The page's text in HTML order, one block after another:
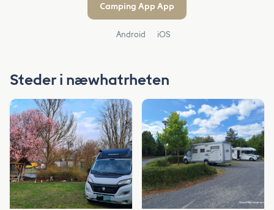
Camping App App
Android iOS
Steder i næwhatrheten